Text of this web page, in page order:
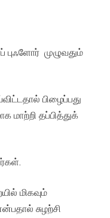
முழுவதும்
பிழைப்பது
மாற்றி தப்பித்துக்
மிகவும்
சுழற்சி